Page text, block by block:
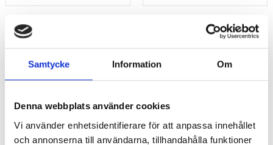
Samtycke Information Om
Denna webbplats använder cookies
Vi använder enhetsidentifierare för att anpassa innehållet
och annonserna till användarna, tillhandahålla funktioner
#5, #6, #8
33%